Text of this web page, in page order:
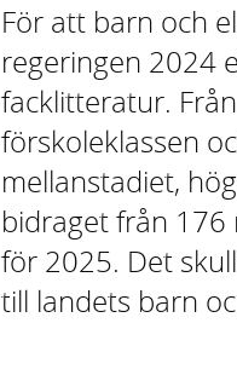
För att barn och
regeringen 2024
facklitteratur.
förskoleklassen
mellanstadiet,
bidraget från
för 2025. Det
till landets barn